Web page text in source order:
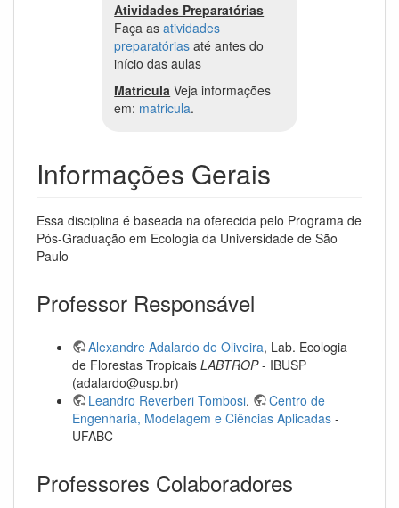
Atividades Preparatórias
Faça asatividades
preparatórias até antes do
início das aulas
Matricula Veja informações
em: matricula.
Informações Gerais
Essa disciplina é baseada na oferecida pelo Programa de
Pós-Graduação em Ecologia da Universidade de São
Paulo
Professor Responsável
Alexandre Adalardo de Oliveira, Lab. Ecologia
de Florestas Tropicais LABTROP- IBUSP
(adalardo@usp.br)
Leandro Reverberi Tombosi.
Centro de
Engenharia, Modelagem e Ciências Aplicadas -
UFABC
Professores Colaboradores